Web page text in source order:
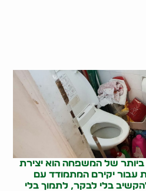
של המשפחה הוא יצירת
עבור יקירם המתמודד עם
בלי לבקר, לתמוך בלי